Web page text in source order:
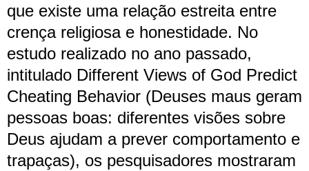
que existe uma relação estreita entre
crença religiosa e honestidade. No
estudo realizado no ano passado,
intitulado Different Views of God Predict
Cheating Behavior (Deuses maus geram
pessoas boas: diferentes visões sobre
Deus ajudam a prever comportamento e
trapaças), os pesquisadores mostraram